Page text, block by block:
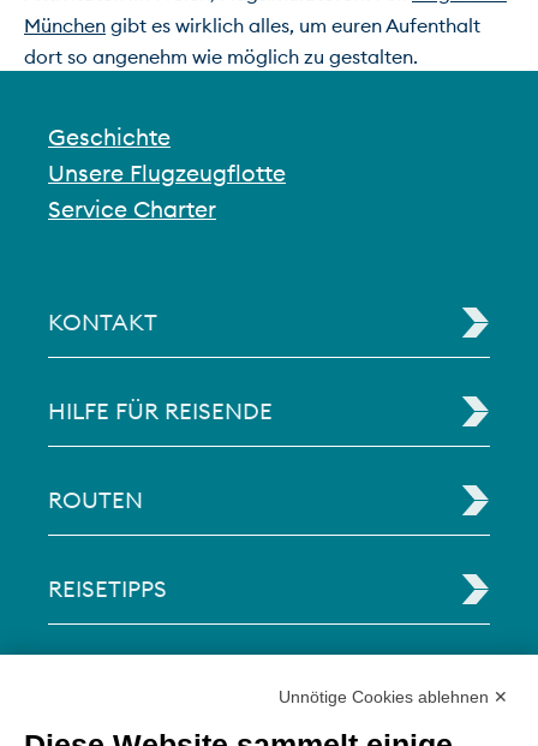
München gibt es wirklich alles, um euren Aufenthalt
dort so angenehm wie möglich zu gestalten.
Geschichte
Unsere Flugzeugflotte
Service Charter
KONTAKT
HILFE FÜR REISENDE
ROUTEN
REISETIPPS
Unnötige Cookies ablehnen ✕